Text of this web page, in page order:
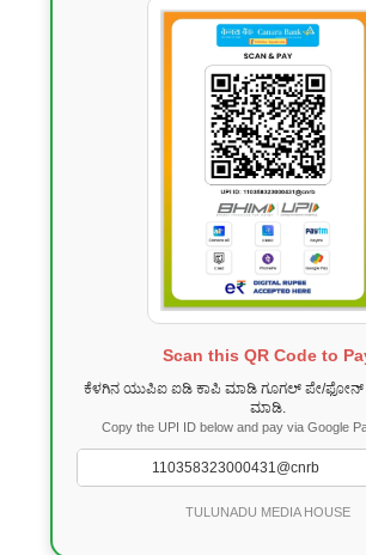
Scan this QR Code to
ಕೆಳಗಿನ ಯುಪಿಐ ಐಡಿ ಕಾಪಿ ಮಾಡಿ ಗೂಗಲ್ ಪೇ/ಫೋನ್
ಮಾಡಿ.
Copy the UPI ID below and pay via Google
TULUNADU MEDIA HOUSE